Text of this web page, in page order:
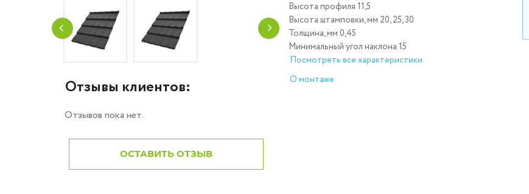
Отзывы клиентов:
Отзывов пока нет.
ОСТАВИТЬ ОТЗЫВ
Высота профиля 11,5
Высота штамповки, мм 20, 25, 30
Толщина, мм 0,45
Минимальный угол наклона 15
Посмотреть все характеристики
О монтаже